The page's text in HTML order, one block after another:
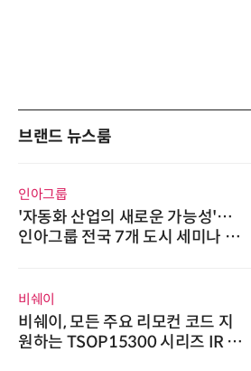
브랜드 뉴스룸
인아그룹
'자동화 산업의 새로운 가능성'…
인아그룹 전국 7개 도시 세미나 페
비쉐이
비쉐이, 모든 주요 리모컨 코드 지
원하는 TSOP15300 시리즈 IR 수